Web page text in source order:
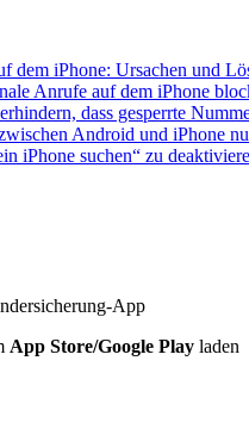
dem iPhone: Ursachen und
Anrufe auf dem iPhone
dass gesperrte
Android und iPhone
iPhone suchen“ zu
App
App Store/Google Play laden